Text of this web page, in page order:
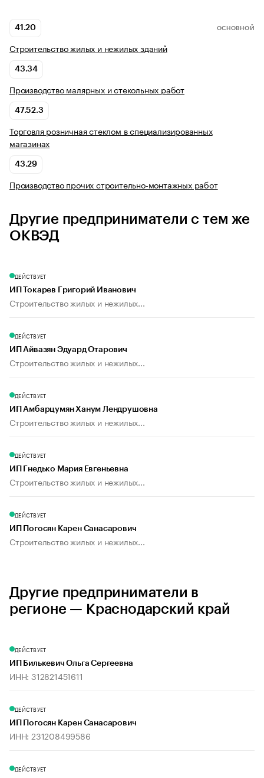
41.20 ОСНОВНОЙ
Строительство жилых и нежилых зданий
43.34
Производство малярных и стекольных работ
47.52.3
Торговля розничная стеклом в специализированных
магазинах
43.29
Производство прочих строительно-монтажных работ
Другие предприниматели с тем же
ОКВЭД
ДЕЙСТВУЕТ
ИП Токарев Григорий Иванович
Строительство жилых и нежилых...
ДЕЙСТВУЕТ
ИП Айвазян Эдуард Отарович
Строительство жилых и нежилых...
ДЕЙСТВУЕТ
ИП Амбарцумян Ханум Лендрушовна
Строительство жилых и нежилых...
ДЕЙСТВУЕТ
ИП Гнедько Мария Евгеньевна
Строительство жилых и нежилых...
ДЕЙСТВУЕТ
ИП Погосян Карен Санасарович
Строительство жилых и нежилых...
Другие предприниматели в
регионе — Краснодарский край
ДЕЙСТВУЕТ
ИП Билькевич Ольга Сергеевна
ИНН: 312821451611
ДЕЙСТВУЕТ
ИП Погосян Карен Санасарович
ИНН: 231208499586
ДЕЙСТВУЕТ